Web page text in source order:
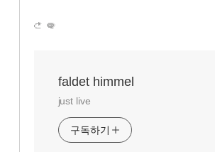
faldet himmel
just live
구독하기